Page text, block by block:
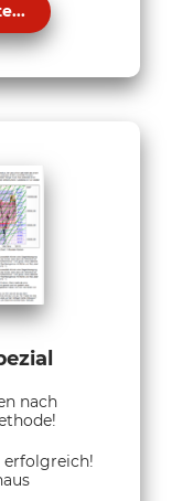
nach
erfolgreich!